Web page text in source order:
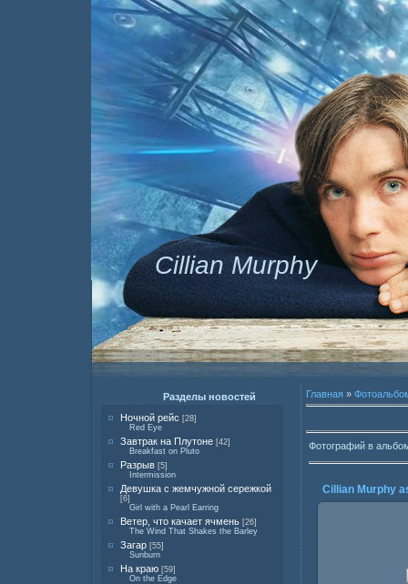
Cillian Murphy
Разделы новостей
Ночной рейс [28]
Red Eye
Завтрак на Плутоне [42]
Breakfast on Pluto
Разрыв [5]
Intermission
Девушка с жемчужной сережкой
[6]
Girl with a Pearl Earring
Ветер, что качает ячмень [26]
The Wind That Shakes the Barley
Загар [55]
Sunburn
На краю [59]
On the Edge
Главная »
Фотографий в